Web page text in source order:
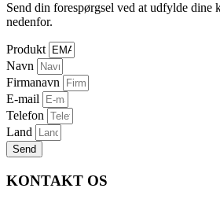
Send din forespørgsel ved at udfylde dine
nedenfor.
Produkt
Navn
Firmanavn
E-mail
Telefon
Land
Send
KONTAKT OS